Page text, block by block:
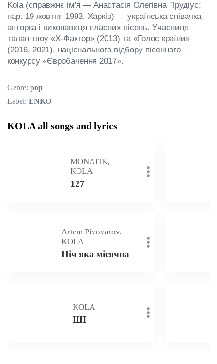
Kola (справжнє ім'я — Анастасія Олегівна Прудіус;
нар. 19 жовтня 1993, Харків) — українська співачка,
авторка і виконавиця власних пісень. Учасниця
талантшоу «X-Фактор» (2013) та «Голос країни»
(2016, 2021), національного відбору пісенного
конкурсу «Євробачення 2017».
Genre: pop
Label: ENKO
KOLA all songs and lyrics
MONATIK,
KOLA
127
Artem Pivovarov,
KOLA
Ніч яка місячна
KOLA
ШІ